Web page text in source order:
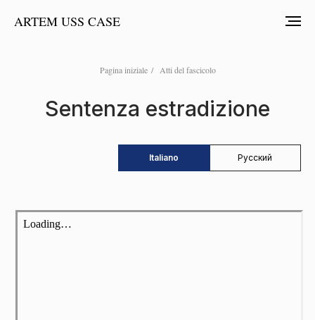
ARTEM USS CASE
Pagina iniziale / Atti del fascicolo
Sentenza estradizione
Italiano Русский